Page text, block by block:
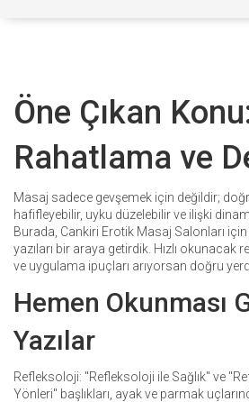
Öne Çıkan
Rahatlama ve
Masaj sadece gevşemek için değildir;
hafifleyebilir, uyku düzelebilir ve ilişki
Burada, Cankiri Erotik Masaj Salonları
yazıları bir araya getirdik. Hızlı okunacak
ve uygulama ipuçları arıyorsan doğru
Hemen Okunması
Yazılar
Refleksoloji: "Refleksoloji ile Sağlık" ve
Yönleri" başlıkları, ayak ve parmak